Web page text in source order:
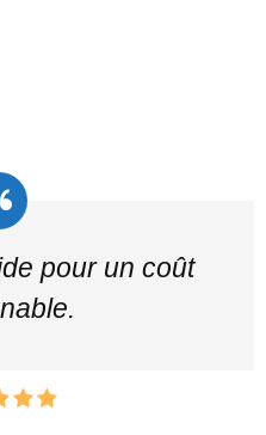
pour un coût